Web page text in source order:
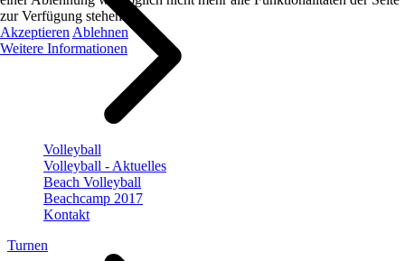
Volleyball
Volleyball - Aktuelles
Beach Volleyball
Beachcamp 2017
Kontakt
Turnen
zur Verfügung stehen.
Akzeptieren Ablehnen
Weitere Informationen